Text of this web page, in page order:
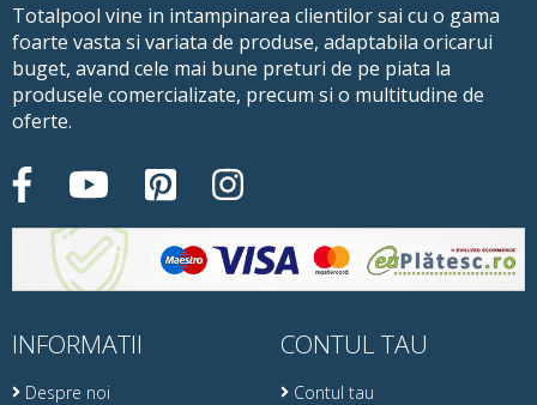
Totalpool vine in intampinarea clientilor sai cu o gama
foarte vasta si variata de produse, adaptabila oricarui
buget, avand cele mai bune preturi de pe piata la
produsele comercializate, precum si o multitudine de
oferte.
INFORMATII
Despre noi
CONTUL TAU
Contul tau